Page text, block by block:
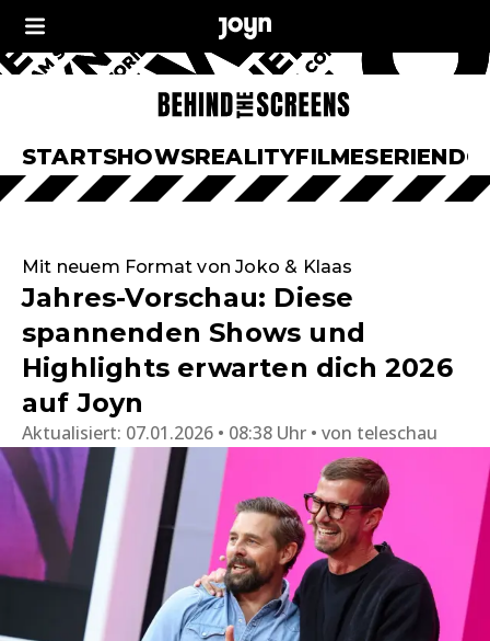
STARTSHOWSREALITYFILMESERIEN
Mit neuem Format von Joko & Klaas
Jahres-Vorschau: Diese
spannenden Shows und
Highlights erwarten dich 2026
auf Joyn
Aktualisiert: 07.01.2026 • 08:38 Uhr von teleschau